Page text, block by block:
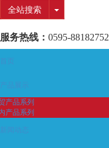
全站搜索
服务热线： 0595-88182752
首页
产品展示
产品系列
产品系列
新闻动态